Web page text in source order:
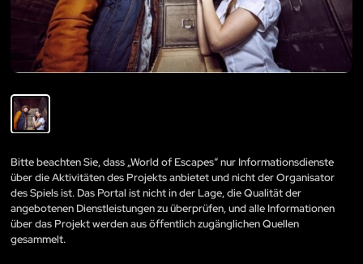
Bitte beachten Sie, dass „World of Escapes“ nur Informationsdienste
über die Aktivitäten des Projekts anbietet und nicht der Organisator
des Spiels ist. Das Portal ist nicht in der Lage, die Qualität der
angebotenen Dienstleistungen zu überprüfen, und alle Informationen
über das Projekt werden aus öffentlich zugänglichen Quellen
gesammelt.